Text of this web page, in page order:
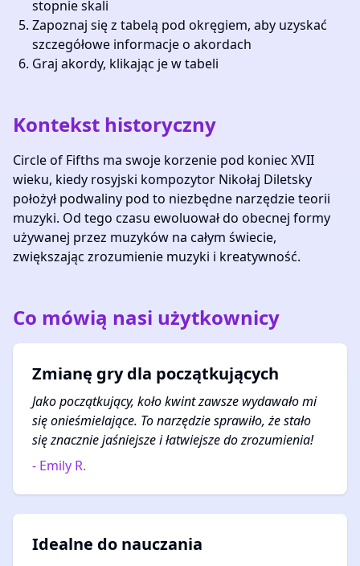
stopnie skali
Zapoznaj się z tabelą pod okręgiem, aby uzyskać
szczegółowe informacje o akordach
Graj akordy, klikając je w tabeli
Kontekst historyczny
Circle of Fifths ma swoje korzenie pod koniec XVII
wieku, kiedy rosyjski kompozytor Nikołaj Diletsky
położył podwaliny pod to niezbędne narzędzie teorii
muzyki. Od tego czasu ewoluował do obecnej formy
używanej przez muzyków na całym świecie,
zwiększając zrozumienie muzyki i kreatywność.
Co mówią nasi użytkownicy
Zmianę gry dla początkujących
Jako początkujący, koło kwint zawsze wydawało mi
się onieśmielające. To narzędzie sprawiło, że stało
się znacznie jaśniejsze i łatwiejsze do zrozumienia!
- Emily R.
Idealne do nauczania